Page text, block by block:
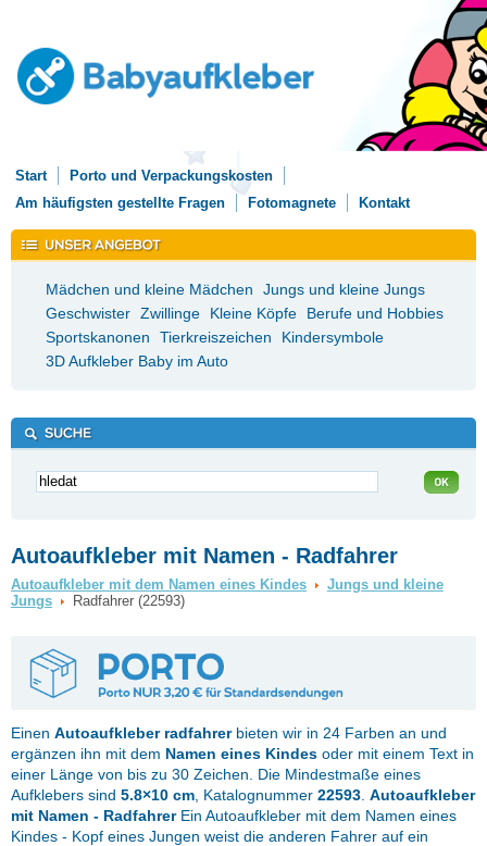
Start
Porto und Verpackungskosten
Am häufigsten gestellte Fragen
Fotomagnete Kontakt
Mädchen und kleine Mädchen
Jungs und kleine Jungs
Geschwister Zwillinge Kleine Köpfe
Berufe und Hobbies
Sportskanonen
Tierkreiszeichen
Kindersymbole
3D Aufkleber Baby im Auto
Autoaufkleber mit Namen - Radfahrer
Autoaufkleber mit dem Namen eines Kindes
Jungs und kleine
Jungs
Radfahrer (22593)
Einen Autoaufkleber radfahrerbieten wir in 24 Farben an und
ergänzen ihn mit dem Namen eines Kindes oder mit einem Text in
einer Länge von bis zu 30 Zeichen. Die Mindestmaße eines
Aufklebers sind 5.8×10 cm , Katalognummer 22593 Autoaufkleber
mit Namen - RadfahrerEin Autoaufkleber mit dem Namen eines
Kindes - Kopf eines Jungen weist die anderen Fahrer auf ein